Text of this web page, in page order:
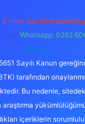
E-mail:
Whatsapp: 0262
@karabul
Sayılı Kanun
tarafından
Bu nedenle,
içeriklerin